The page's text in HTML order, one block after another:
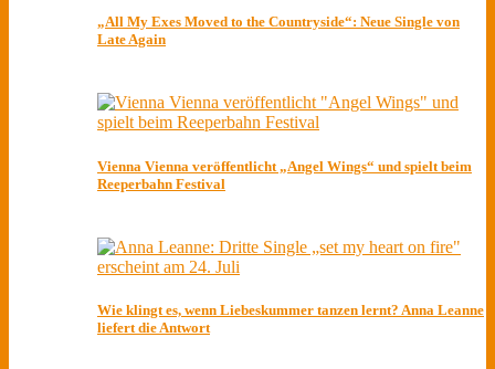
„All My Exes Moved to the Countryside“: Neue Single von
Late Again
Vienna Vienna veröffentlicht „Angel Wings“ und spielt beim
Reeperbahn Festival
Wie klingt es, wenn Liebeskummer tanzen lernt? Anna Leanne
liefert die Antwort